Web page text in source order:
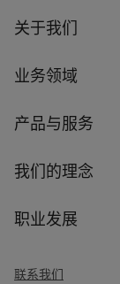
关于我们
业务领域
产品与服务
我们的理念
职业发展
联系我们